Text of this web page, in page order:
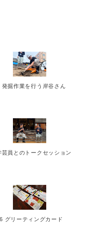
発掘作業を行う岸谷さん
芸員とのトークセッション
グリーティングカード